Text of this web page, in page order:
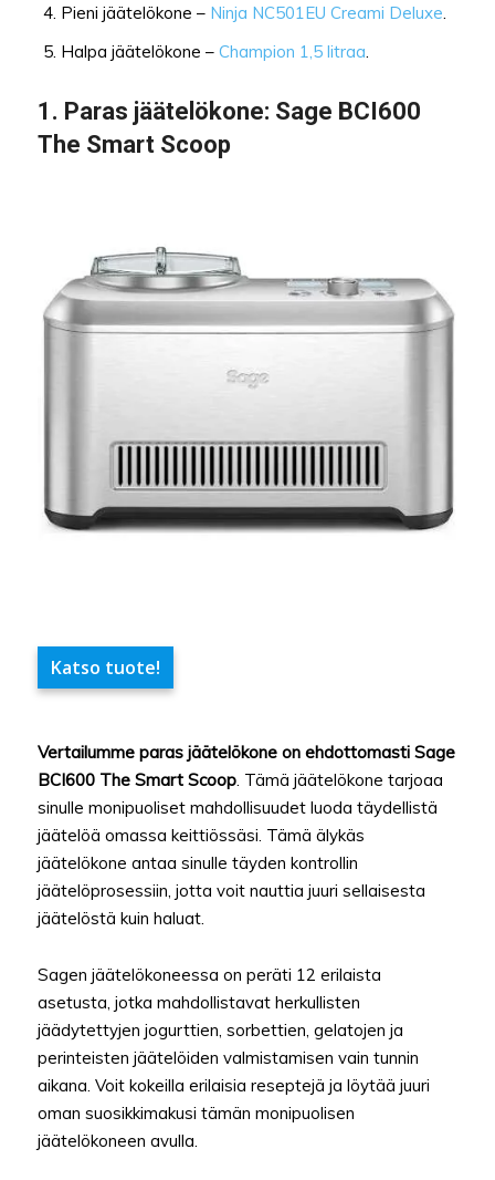
Pieni jäätelökone – Ninja NC501EU Creami Deluxe
Halpa jäätelökone – Champion 1,5 litraa
1. Paras jäätelökone: Sage BCI600
The Smart Scoop
Katso tuote!
Vertailumme paras jäätelökone on ehdottomasti Sage
BCI600 The Smart Scoop . Tämä jäätelökone tarjoaa
sinulle monipuoliset mahdollisuudet luoda täydellistä
jäätelöä omassa keittiössäsi. Tämä älykäs
jäätelökone antaa sinulle täyden kontrollin
jäätelöprosessiin, jotta voit nauttia juuri sellaisesta
jäätelöstä kuin haluat.
Sagen jäätelökoneessa on peräti 12 erilaista
asetusta, jotka mahdollistavat herkullisten
jäädytettyjen jogurttien, sorbettien, gelatojen ja
perinteisten jäätelöiden valmistamisen vain tunnin
aikana. Voit kokeilla erilaisia reseptejä ja löytää juuri
oman suosikkimakusi tämän monipuolisen
jäätelökoneen avulla.